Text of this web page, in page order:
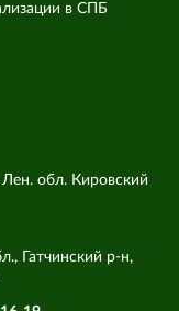
в СПБ
Лен. обл. Кировский
Гатчинский р-н,